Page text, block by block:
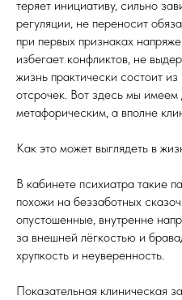
теряет инициативу, сильно
регуляции, не переносит
при первых признаках
избегает конфликтов, не
жизнь практически состоит
отсрочек. Вот здесь мы
метафорическим, а вполне
Как это может выглядеть в
В кабинете психиатра такие
похожи на беззаботных
опустошенные, внутренне
за внешней лёгкостью и
хрупкость и неуверенность.
Показательная клиническая